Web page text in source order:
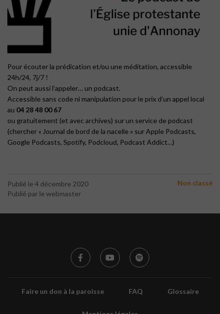
Pour écouter la prédication et/ou une méditation, accessible
24h/24, 7j/7 !
On peut aussi l’appeler… un podcast.
Accessible sans code ni manipulation pour le prix d’un appel local
au 04 28 48 00 67
ou gratuitement (et avec archives) sur un service de podcast
(chercher « Journal de bord de la nacelle » sur Apple Podcasts,
Google Podcasts, Spotify, Podcloud, Podcast Addict…)
Publié le 4 décembre 2020
Publié par le webmaster
Non classé
Faire un don à la paroisse FAQ Glossaire